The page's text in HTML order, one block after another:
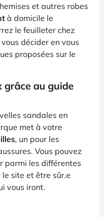
et autres robes
à domicile le
le feuilleter chez
décider en vous
proposées sur le
grâce au guide
sandales en
met à votre
, un pour les
Vous pouvez
parmi les différentes
site et être sûr.e
vous iront.